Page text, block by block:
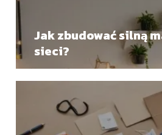
Jak zbudować silną
sieci?